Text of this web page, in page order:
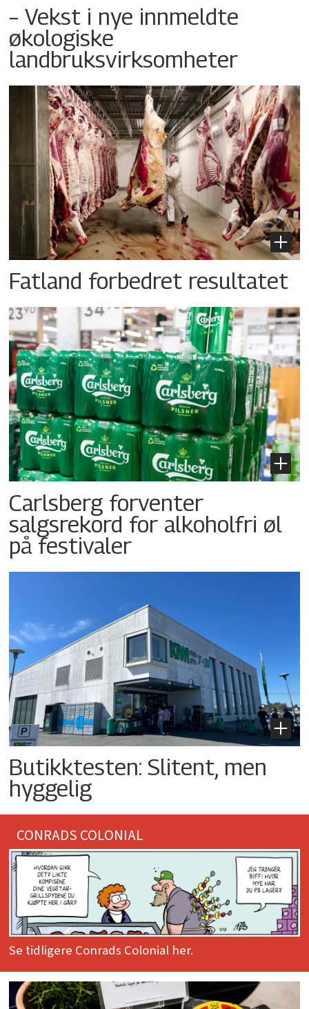
– Vekst i nye innmeldte
økologiske
landbruksvirksomheter
Fatland forbedret resultatet
Carlsberg forventer
salgsrekord for alkoholfri øl
på festivaler
Butikktesten: Slitent, men
hyggelig
CONRADS COLONIAL
Se tidligere Conrads Colonial her.